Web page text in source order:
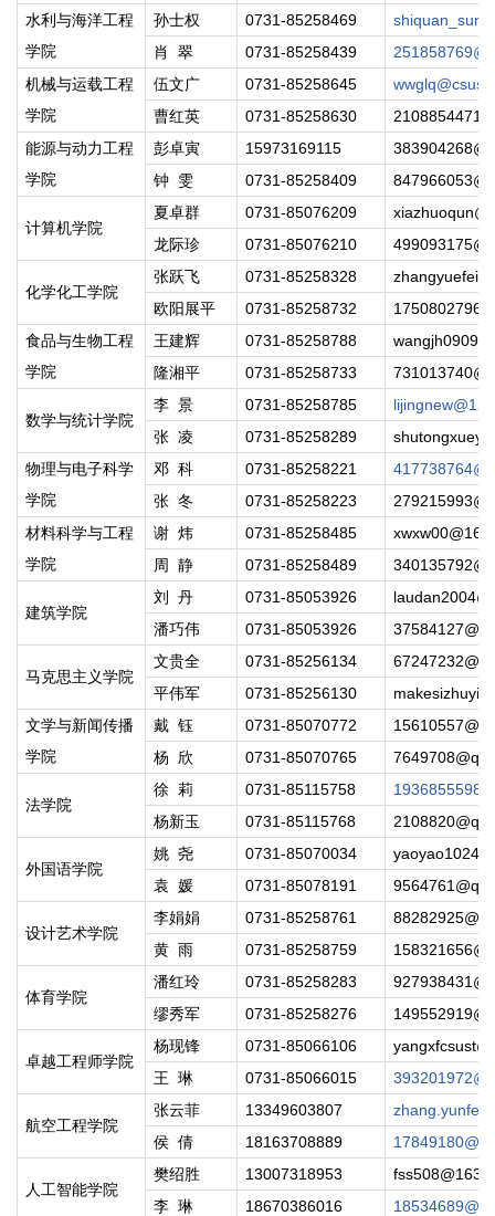
水利与海洋工程
学院
孙士权 0731-85258469
肖 翠
0731-85258439
机械与运载工程
学院
伍文广 0731-85258645
曹红英
0731-85258630
能源与动力工程
学院
彭卓寅 15973169115
钟 雯
0731-85258409
计算机学院
夏卓群 0731-85076209
龙际珍
0731-85076210
化学化工学院
张跃飞 0731-85258328
欧阳展平
0731-85258732
食品与生物工程
学院
王建辉 0731-85258788
隆湘平
0731-85258733
数学与统计学院
李 景 0731-85258785
张 凌
0731-85258289
物理与电子科学
学院
邓 科 0731-85258221
张 冬
0731-85258223
材料科学与工程
学院
谢 炜 0731-85258485
周 静
0731-85258489
建筑学院
刘 丹 0731-85053926
潘巧伟
0731-85053926
马克思主义学院
文贵全 0731-85256134
平伟军
0731-85256130
文学与新闻传播
学院
戴 钰 0731-85070772
杨 欣
0731-85070765
法学院
徐 莉 0731-85115758
杨新玉
0731-85115768
外国语学院
姚 尧 0731-85070034
袁 媛
0731-85078191
设计艺术学院
李娟娟 0731-85258761
黄 雨
0731-85258759
体育学院
潘红玲 0731-85258283
缪秀军
0731-85258276
卓越工程师学院
杨现锋 0731-85066106
王 琳
0731-85066015
航空工程学院
张云菲 13349603807
侯 倩
18163708889
人工智能学院
樊绍胜 13007318953
李 琳
18670386016